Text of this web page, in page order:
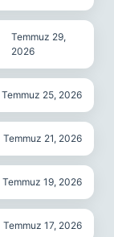
Temmuz 29,
2026
Temmuz 25, 2026
Temmuz 21, 2026
Temmuz 19, 2026
Temmuz 17, 2026